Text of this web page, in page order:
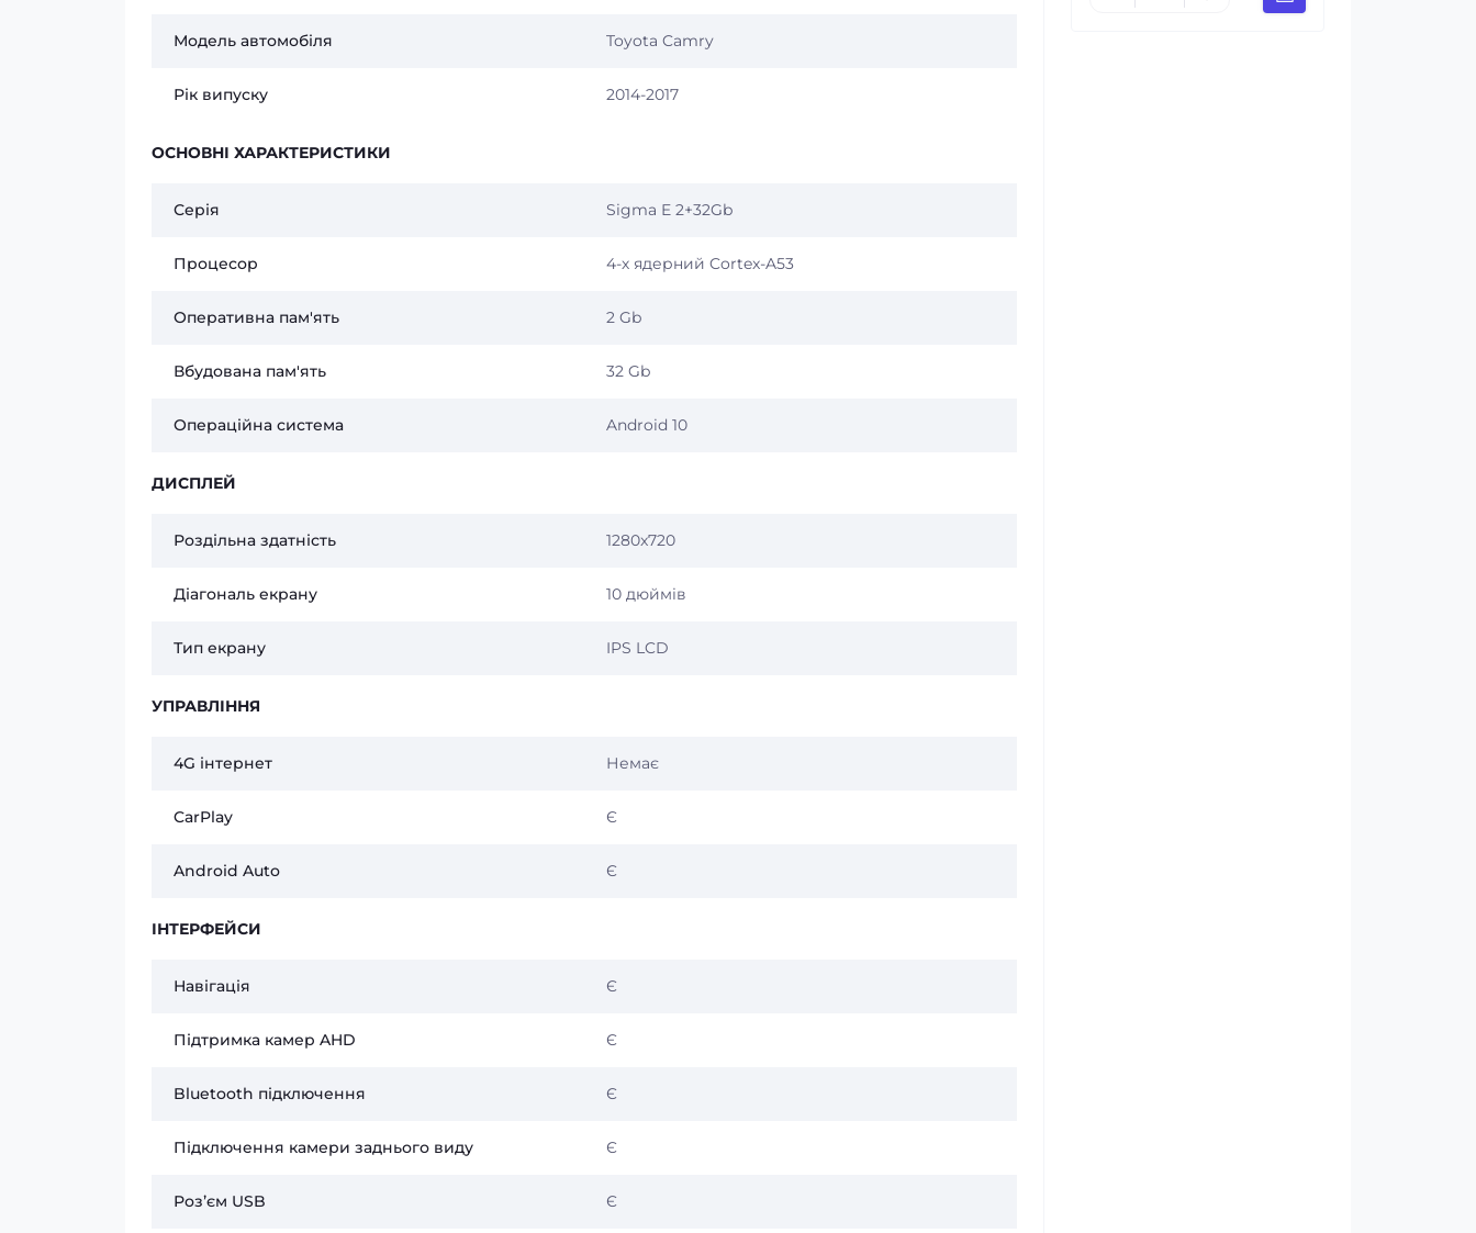
Модель автомобіля Toyota Camry
Рік випуску 2014-2017
ОСНОВНІ ХАРАКТЕРИСТИКИ
Серія Sigma E 2+32Gb
Процесор 4-х ядерний Cortex-A53
Оперативна пам'ять 2 Gb
Вбудована пам'ять 32 Gb
Операційна система Android 10
ДИСПЛЕЙ
Роздільна здатність 1280x720
Діагональ екрану 10 дюймів
Тип екрану IPS LCD
УПРАВЛІННЯ
4G інтернет Немає
CarPlay Є
Android Auto Є
ІНТЕРФЕЙСИ
Навігація Є
Підтримка камер AHD Є
Bluetooth підключення Є
Підключення камери заднього виду Є
Розʼєм USB Є